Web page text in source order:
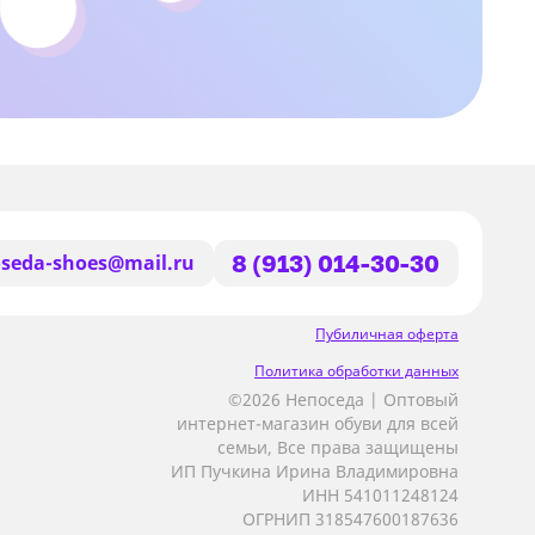
shoes@mail.ru 8 (913) 014-30-30
Пубиличная оферта
Политика обработки данных
©2026 Непоседа | Оптовый
интернет-магазин обуви для всей
семьи, Все права защищены
ИП Пучкина Ирина Владимировна
ИНН 541011248124
ОГРНИП 318547600187636